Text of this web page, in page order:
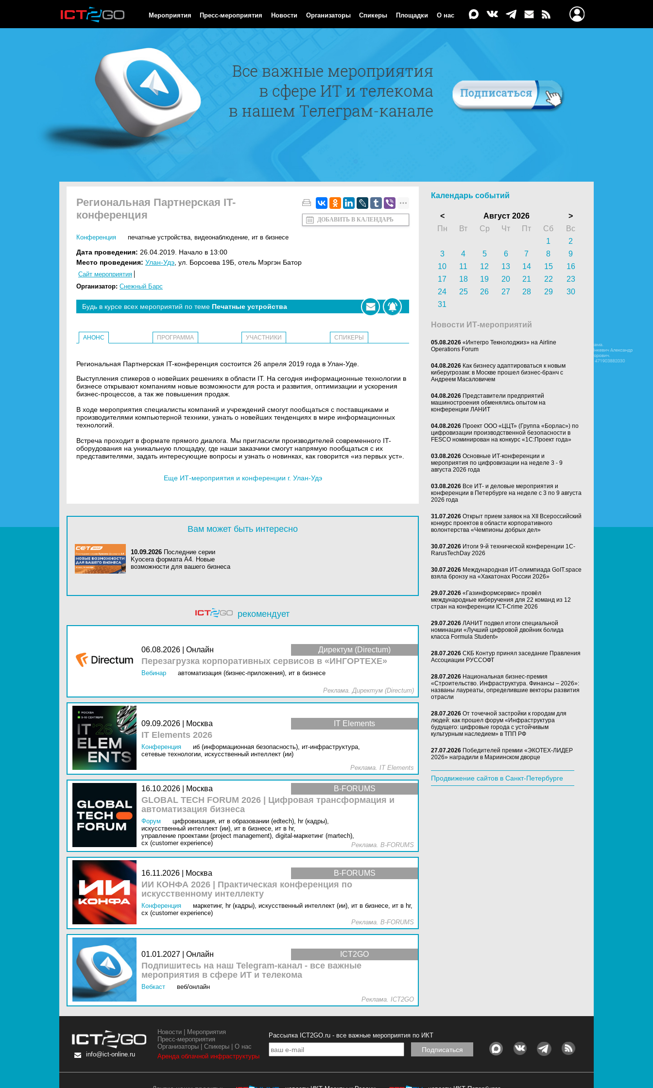
Мероприятия Пресс-мероприятия Новости Организаторы Спикеры Площадки О нас
Региональная Партнерская IT-
конференция
ДОБАВИТЬ В КАЛЕНДАРЬ
Конференция печатные устройства, видеонаблюдение, ит в бизнесе
Дата проведения: 26.04.2019. Начало в 13:00
Место проведения: Улан-Удэ , ул. Борсоева 19Б, отель Мэргэн Батор
Сайт мероприятия
Организатор: Снежный Барс
Будь в курсе всех мероприятий по теме Печатные устройства
АНОНС ПРОГРАММА УЧАСТНИКИ СПИКЕРЫ
Региональная Партнерская IT-конференция состоится 26 апреля 2019 года в Улан-Уде.
Выступления спикеров о новейших решениях в области IT. На сегодня информационные технологии в
бизнесе открывают компаниям новые возможности для роста и развития, оптимизации и ускорения
бизнес-процессов, а так же повышения продаж.
В ходе мероприятия специалисты компаний и учреждений смогут пообщаться с поставщиками и
производителями компьютерной техники, узнать о новейших тенденциях в мире информационных
технологий.
Встреча проходит в формате прямого диалога. Мы пригласили производителей современного IT-
оборудования на уникальную площадку, где наши заказчики смогут напрямую пообщаться с их
представителями, задать интересующие вопросы и узнать о новинках, как говорится «из первых уст».
Еще ИТ-мероприятия и конференции г. Улан-Удэ
Вам может быть интересно
10.09.2026 Последние серии
Kyocera формата A4. Новые
возможности для вашего бизнеса
рекомендует
Директум (Directum)
06.08.2026 | Онлайн
Перезагрузка корпоративных сервисов в «ИНГОРТЕХЕ»
Вебинар автоматизация (бизнес-приложения), ит в бизнесе
Реклама. Директум (Directum)
IT Elements
09.09.2026 | Москва
IT Elements 2026
Конференция иб (информационная безопасность), ит-инфраструктура,
сетевые технологии, искусственный интеллект (ии)
Реклама. IT Elements
B-FORUMS
16.10.2026 | Москва
GLOBAL TECH FORUM 2026 | Цифровая трансформация и
автоматизация бизнеса
Форум цифровизация, ит в образовании (edtech), hr (кадры),
искусственный интеллект (ии), ит в бизнесе, ит в hr,
управление проектами (project management), digital-маркетинг (martech),
cx (customer experience)
Реклама. B-FORUMS
B-FORUMS
16.11.2026 | Москва
ИИ КОНФА 2026 | Практическая конференция по
искусственному интеллекту
Конференция маркетинг, hr (кадры), искусственный интеллект (ии), ит в бизнесе, ит в hr,
cx (customer experience)
Реклама. B-FORUMS
ICT2GO
01.01.2027 | Онлайн
Подпишитесь на наш Telegram-канал - все важные
мероприятия в сфере ИТ и телекома
Вебкаст
веб/онлайн
Реклама. ICT2GO
Календарь событий
< Август 2026
>
Пн
Вт Ср Чт Пт Сб
Вс
1
2
3
4 5 6 7 8
9
10
11 12 13 14 15
16
17
18 19 20 21 22
23
24
25 26 27 28 29
30
31
Новости ИТ-мероприятий
05.08.2026 «Интегро Текнолоджиз» на Airline
Operations Forum
04.08.2026 Как бизнесу адаптироваться к новым
киберугрозам: в Москве прошел бизнес-бранч с
Андреем Масаловичем
04.08.2026 Представители предприятий
машиностроения обменялись опытом на
конференции ЛАНИТ
04.08.2026 Проект ООО «ЦЦТ» (Группа «Борлас») по
цифровизации производственной безопасности в
FESCO номинирован на конкурс «1С:Проект года»
03.08.2026 Основные ИТ-конференции и
мероприятия по цифровизации на неделе 3 - 9
августа 2026 года
03.08.2026 Все ИТ- и деловые мероприятия и
конференции в Петербурге на неделе с 3 по 9 августа
2026 года
31.07.2026 Открыт прием заявок на XII Всероссийский
конкурс проектов в области корпоративного
волонтерства «Чемпионы добрых дел»
30.07.2026 Итоги 9-й технической конференции 1C-
RarusTechDay 2026
30.07.2026 Международная ИТ-олимпиада GoIT.space
взяла бронзу на «Хакатонах России 2026»
29.07.2026 «Газинформсервис» провёл
международные киберучения для 22 команд из 12
стран на конференции ICT-Crime 2026
29.07.2026 ЛАНИТ подвел итоги специальной
номинации «Лучший цифровой двойник болида
класса Formula Student»
28.07.2026 СКБ Контур принял заседание Правления
Ассоциации РУССОФТ
28.07.2026 Национальная бизнес-премия
«Строительство. Инфраструктура. Финансы – 2026»:
названы лауреаты, определившие векторы развития
отрасли
28.07.2026 От точечной застройки к городам для
людей: как прошел форум «Инфраструктура
будущего: цифровые города с устойчивым
культурным наследием» в ТПП РФ
27.07.2026 Победителей премии «ЭКОТЕХ-ЛИДЕР
2026» наградили в Мариинском дворце
Продвижение сайтов в Санкт-Петербурге
info@ict-online.ru
Новости
Мероприятия
Пресс-мероприятия
Организаторы |Спикеры |О нас
Аренда облачной инфраструктуры
Рассылка ICT2GO.ru - все важные мероприятия по ИКТ